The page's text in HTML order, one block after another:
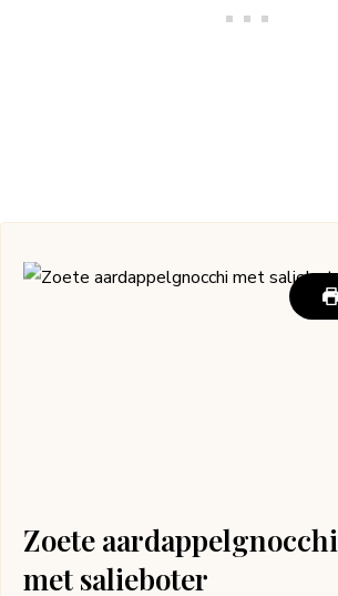
Zoete aardappelgnocchi
met salieboter